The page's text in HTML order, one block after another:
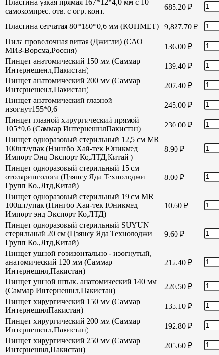
Пластина узкая прямая 167*12*4,0 мм с 10
самокомпрес. отв. с огр. конт.
685.20 ₽
Пластина сетчатая 80*180*0,6 мм (КОНМЕТ) 9,827.70 ₽
Пила проволочная витая (Джигли) (ОАО
МИЗ-Ворсма,Россия)
136.00 ₽
Пинцет анатомический 150 мм (Саммар
Интернешенл,Пакистан)
139.40 ₽
Пинцет анатомический 200 мм (Саммар
Интернешенл,Пакистан)
207.40 ₽
Пинцет анатомический глазной
изогнут155*0,6
245.00 ₽
Пинцет глазной хирургический прямой
105*0,6 (Саммар ИнтернешнлПакистан)
230.00 ₽
Пинцет одноразовый стерильный 12,5 см MR
100шт/упак (Нингбо Хай-тек Юникмед
Импорт Энд Экспорт Ко,ЛТД,Китай )
8.90 ₽
Пинцет одноразовый стерильный 15 см
отоларинголога (Цзянсу Яда Технолоджи
Групп Ко.,Лтд,Китай)
8.00 ₽
Пинцет одноразовый стерильный 19 см MR
100шт/упак (Нингбо Хай-тек Юникмед
Импорт энд Экспорт Ко,ЛТД)
10.60 ₽
Пинцет одноразовый стерильный SUYUN
стерильный 20 см (Цзянсу Яда Технолоджи
Групп Ко.,Лтд,Китай)
9.60 ₽
Пинцет ушной горизонтально - изогнутый,
анатомический 120 мм (Саммар
Интернешнл,Пакистан)
212.40 ₽
Пинцет ушной штык. анатомический 140 мм
(Саммар Интернешнл,Пакистан)
220.50 ₽
Пинцет хирургический 150 мм (Саммар
ИнтернешнлПакистан)
133.10 ₽
Пинцет хирургический 200 мм (Саммар
Интернешенл,Пакистан)
192.80 ₽
Пинцет хирургический 250 мм (Саммар
Интернешнл,Пакистан)
205.60 ₽